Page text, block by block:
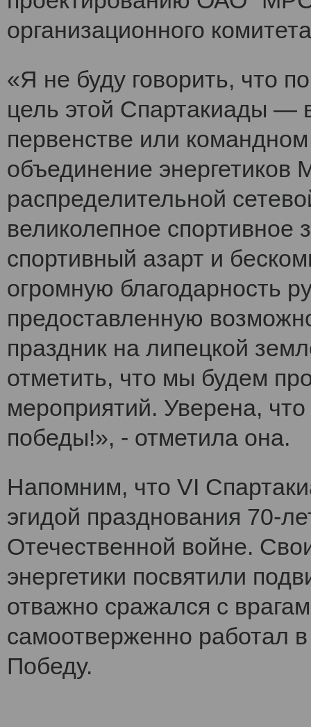
организационного
«Я не буду говорить, что
цель этой Спартакиады —
первенстве или
объединение энергетиков
распределительной
великолепное
спортивный азарт и
огромную благодарность
предоставленную
праздник на липецкой
отметить, что мы будем
мероприятий. Уверена,
победы!», - отметила она.
Напомним, что VI
эгидой празднования 70-
Отечественной войне.
энергетики посвятили
отважно сражался с
самоотверженно работал
Победу.